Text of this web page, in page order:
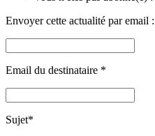
Envoyer cette actualité par email :
Email du destinataire *
Sujet*